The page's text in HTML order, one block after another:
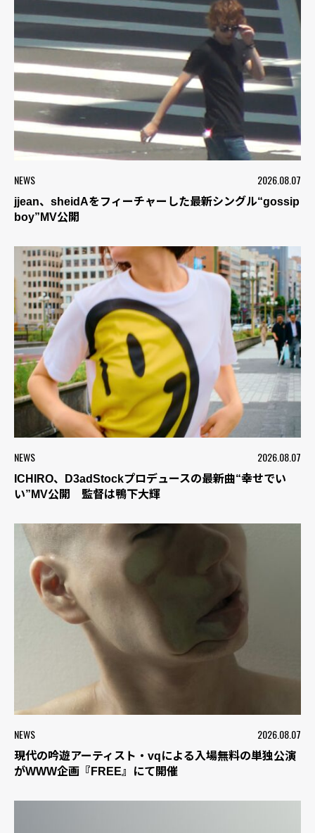
NEWS 2026.08.07
jjean、sheidAをフィーチャーした最新シングル“gossip
boy”MV公開
NEWS 2026.08.07
ICHIRO、D3adStockプロデュースの最新曲“幸せでい
い”MV公開 監督は鴨下大輝
NEWS 2026.08.07
現代の吟遊アーティスト・vqによる入場無料の単独公演
がWWW企画『FREE』にて開催